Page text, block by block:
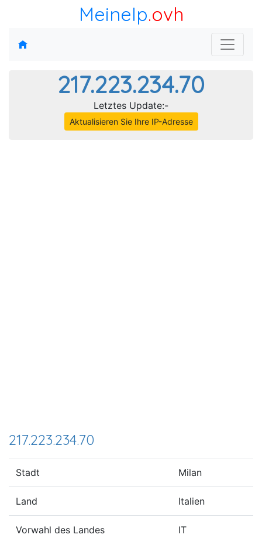
MeineIp.ovh
217.223.234.70
Letztes Update:-
Aktualisieren Sie Ihre IP-Adresse
217.223.234.70
Stadt Milan
Land Italien
Vorwahl des Landes IT